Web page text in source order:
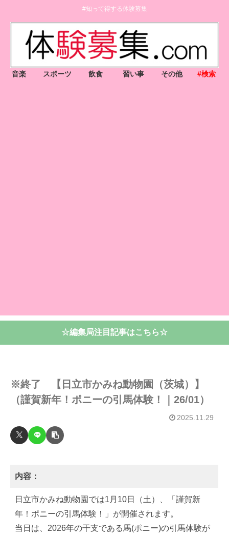
#知って得する体験募集
音楽 スポーツ 飲食 習い事 その他 #検索
☆編集局注目記事はこちら☆
※終了 【日立市かみね動物園（茨城）】
（謹賀新年！ポニーの引馬体験！｜26/01）
2025.11.29
内容：
日立市かみね動物園では1月10日（土）、「謹賀新
年！ポニーの引馬体験！」が開催されます。
当日は、2026年の干支である馬(ポニー)の引馬体験が